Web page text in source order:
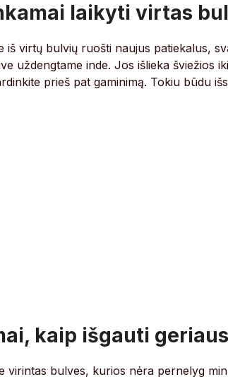
laikyti virtas
iš virtų bulvių ruošti naujus patiekalus,
uždengtame inde. Jos išlieka šviežios
prieš pat gaminimą. Tokiu būdu
kaip išgauti
virintas bulves, kurios nėra pernelyg